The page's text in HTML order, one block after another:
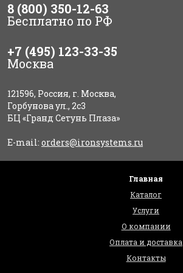
8 (800) 350-12-63
Бесплатно по РФ
+7 (495) 123-33-35
Москва
121596, Россия, г. Москва,
Горбунова ул., 2с3
БЦ «Гранд Сетунь Плаза»
E-mail: orders@ironsystems.ru
Главная
Каталог
Услуги
О компании
Оплата и доставка
Контакты